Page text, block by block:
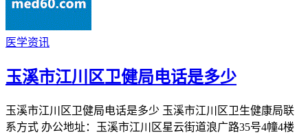
医学资讯
玉溪市江川区卫健局电话是多少
玉溪市江川区卫健局电话是多少 玉溪市江川区卫生健康局联
系方式 办公地址：玉溪市江川区星云街道浪广路35号4幢4楼